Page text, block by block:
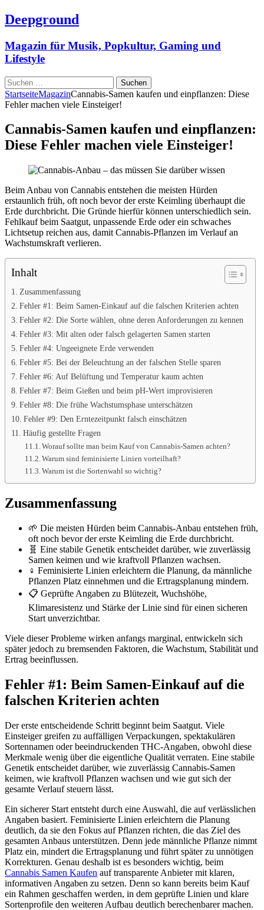
Deepground
Magazin für Musik, Popkultur, Gaming und
Lifestyle
Suchen
nach:
StartseiteMagazinCannabis-Samen kaufen und einpflanzen: Diese
Fehler machen viele Einsteiger!
Cannabis-Samen kaufen und einpflanzen:
Diese Fehler machen viele Einsteiger!
Beim Anbau von Cannabis entstehen die meisten Hürden
erstaunlich früh, oft noch bevor der erste Keimling überhaupt die
Erde durchbricht. Die Gründe hierfür können unterschiedlich sein.
Fehlkauf beim Saatgut, unpassende Erde oder ein schwaches
Lichtsetup reichen aus, damit Cannabis-Pflanzen im Verlauf an
Wachstumskraft verlieren.
Inhalt
Zusammenfassung
Fehler #1: Beim Samen-Einkauf auf die falschen Kriterien achten
Fehler #2: Die Sorte wählen, ohne deren Anforderungen zu kennen
Fehler #3: Mit alten oder falsch gelagerten Samen starten
Fehler #4: Ungeeignete Erde verwenden
Fehler #5: Bei der Beleuchtung an der falschen Stelle sparen
Fehler #6: Auf Belüftung und Temperatur kaum achten
Fehler #7: Beim Gießen und beim pH-Wert improvisieren
Fehler #8: Die frühe Wachstumsphase unterschätzen
Fehler #9: Den Erntezeitpunkt falsch einschätzen
Häufig gestellte Fragen
Worauf sollte man beim Kauf von Cannabis-Samen achten?
Warum sind feminisierte Linien vorteilhaft?
Warum ist die Sortenwahl so wichtig?
Zusammenfassung
🌱 Die meisten Hürden beim Cannabis-Anbau entstehen früh,
oft noch bevor der erste Keimling die Erde durchbricht.
🧬 Eine stabile Genetik entscheidet darüber, wie zuverlässig
Samen keimen und wie kraftvoll Pflanzen wachsen.
♀️ Feminisierte Linien erleichtern die Planung, da männliche
Pflanzen Platz einnehmen und die Ertragsplanung mindern.
📋 Geprüfte Angaben zu Blütezeit, Wuchshöhe,
Klimaresistenz und Stärke der Linie sind für einen sicheren
Start unverzichtbar.
Viele dieser Probleme wirken anfangs marginal, entwickeln sich
später jedoch zu bremsenden Faktoren, die Wachstum, Stabilität und
Ertrag beeinflussen.
Fehler #1: Beim Samen-Einkauf auf die
falschen Kriterien achten
Der erste entscheidende Schritt beginnt beim Saatgut. Viele
Einsteiger greifen zu auffälligen Verpackungen, spektakulären
Sortennamen oder beeindruckenden THC-Angaben, obwohl diese
Merkmale wenig über die eigentliche Qualität verraten. Eine stabile
Genetik entscheidet darüber, wie zuverlässig Cannabis-Samen
keimen, wie kraftvoll Pflanzen wachsen und wie gut sich der
gesamte Verlauf steuern lässt.
Ein sicherer Start entsteht durch eine Auswahl, die auf verlässlichen
Angaben basiert. Feminisierte Linien erleichtern die Planung
deutlich, da sie den Fokus auf Pflanzen richten, die das Ziel des
gesamten Anbaus unterstützen. Denn jede männliche Pflanze nimmt
Platz ein, mindert die Ertragsplanung und führt später zu unnötigen
Korrekturen. Genau deshalb ist es besonders wichtig, beim
Cannabis Samen Kaufen auf transparente Anbieter mit klaren,
informativen Angaben zu setzen. Denn so kann bereits beim Kauf
ein Rahmen geschaffen werden, in dem geprüfte Linien und klare
Sortenprofile den weiteren Aufbau deutlich berechenbarer machen.